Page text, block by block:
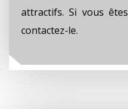
attractifs. Si vous
contactez-le.